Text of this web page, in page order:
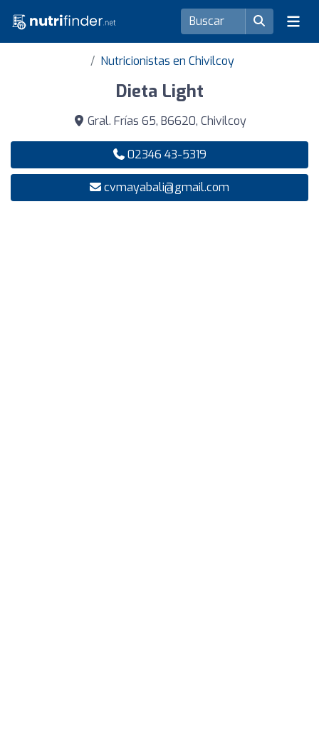
Nutricionistas en Chivilcoy
Dieta Light
Gral. Frías 65, B6620, Chivilcoy
02346 43-5319
cvmayabali@gmail.com